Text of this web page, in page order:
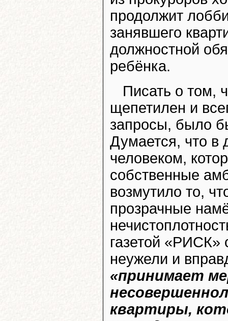
продолжит
занявшего
должностной
ребёнка.
Писать о том,
щепетилен и
запросы, было
Думается, что
человеком,
собственные
возмутило то,
прозрачные
газетой «РИСК»
неужели и
«принимает
квартиры,